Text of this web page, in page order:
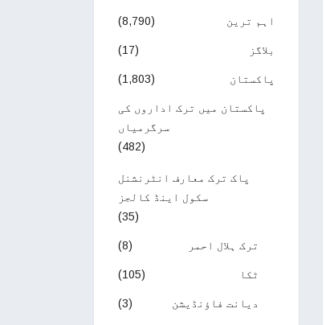
اہم ترین (8,790)
بلاگز (17)
پاکستان (1,803)
پاکستان میں ترک اداروں کی
سرگرمیاں
(482)
پاک ترک معارف انٹرنشنل
سکول اینڈ کالجز
(35)
ترک ہلال احمر (8)
ٹکا (105)
دیانت فاؤنڈیشن (3)